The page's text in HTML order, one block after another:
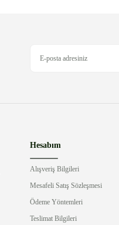
Hesabım
Alışveriş Bilgileri
Mesafeli Satış Sözleşmesi
Ödeme Yöntemleri
Teslimat Bilgileri